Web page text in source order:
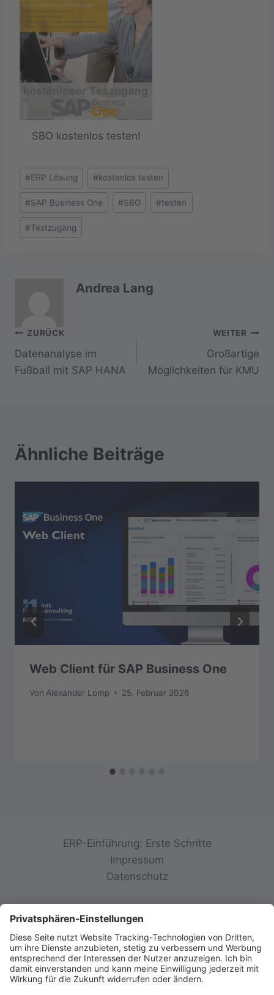
SBO kostenlos testen!
Schlagworte:
#ERP Lösung #kostenlos testen
#SAP Business One #SBO #testen
#Testzugang
Andrea Lang
Beitragsnavigation
ZURÜCK
Datenanalyse im
Fußball mit SAP HANA
WEITER
Großartige
Möglichkeiten für KMU
Ähnliche Beiträge
Web Client für SAP Business One
Von Alexander Lomp 25. Februar 2026
ERP-Einführung: Erste Schritte
Impressum
Datenschutz
© 2026 init-consulting AG • Ruppertswies 14 •
85092 Kösching • Deutschland